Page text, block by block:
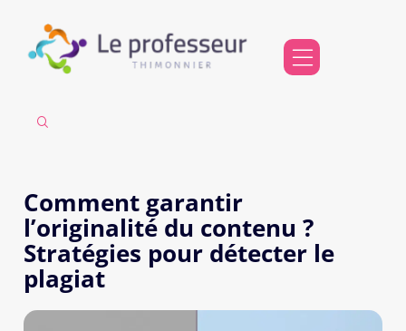
Comment garantir
l’originalité du contenu ?
Stratégies pour détecter le
plagiat